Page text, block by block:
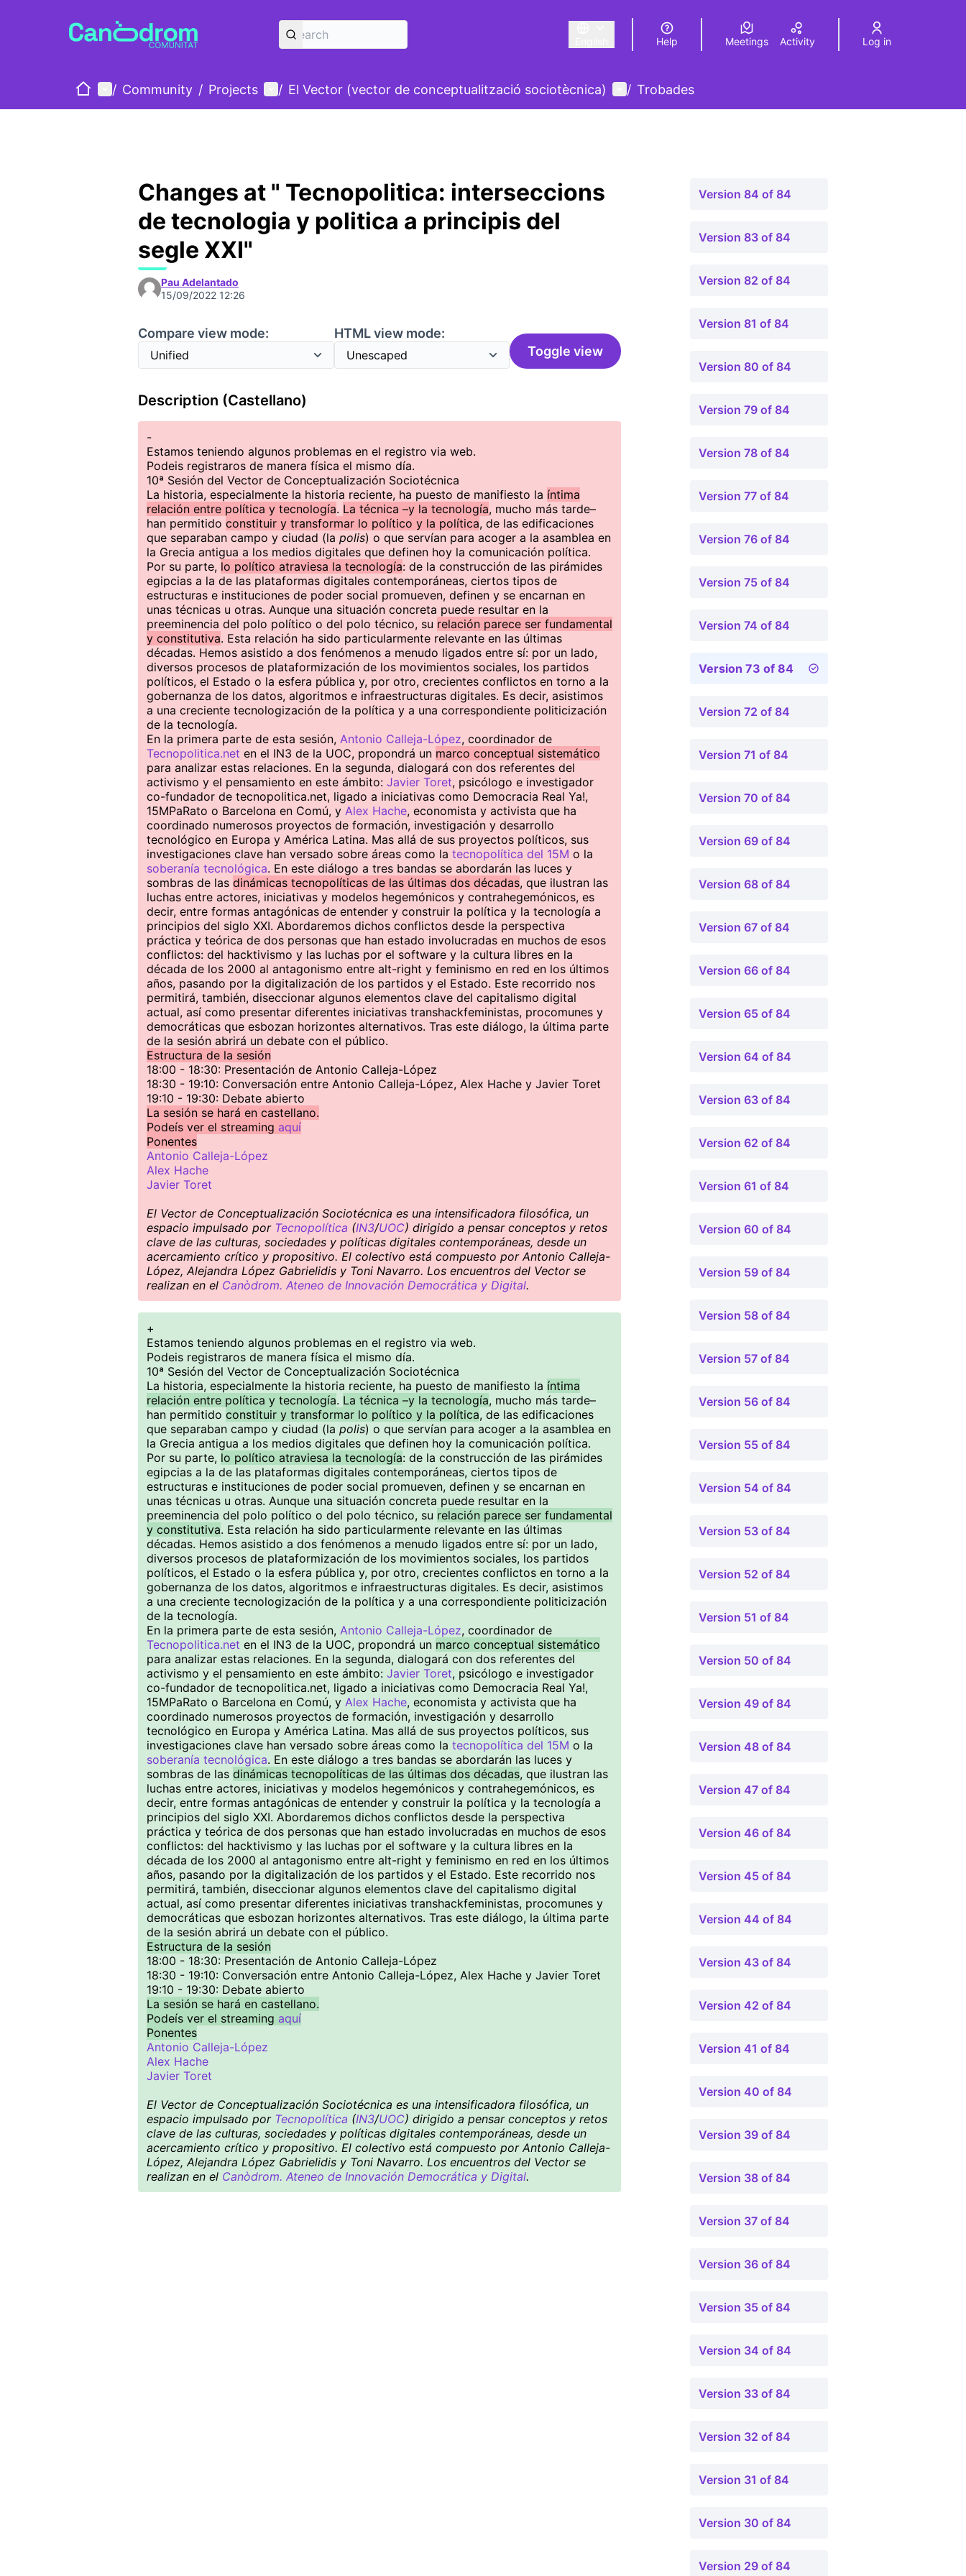
Triar la llengua Elegir el idiomaChoose language
Help Meetings Activity Log in
HomeMain menu
/ Community / Projects User menu
/ El Vector (vector de conceptualització sociotècnica) User menu
/ Trobades
Changes at " Tecnopolitica: interseccions
de tecnologia y politica a principis del
segle XXI"
Pau Adelantado
15/09/2022 12:26
Compare view mode:
HTML view mode:
Toggle view
Description (Castellano)
-
Estamos teniendo algunos problemas en el registro via web.
Podeis registraros de manera física el mismo día.
10ª Sesión del Vector de Conceptualización Sociotécnica
La historia, especialmente la historia reciente, ha puesto de manifiesto la íntima
relación entre política y tecnología. La técnica –y la tecnología, mucho más tarde–
han permitido constituir y transformar lo político y la política, de las edificaciones
que separaban campo y ciudad (la polis) o que servían para acoger a la asamblea en
la Grecia antigua a los medios digitales que definen hoy la comunicación política.
Por su parte, lo político atraviesa la tecnología: de la construcción de las pirámides
egipcias a la de las plataformas digitales contemporáneas, ciertos tipos de
estructuras e instituciones de poder social promueven, definen y se encarnan en
unas técnicas u otras. Aunque una situación concreta puede resultar en la
preeminencia del polo político o del polo técnico, su relación parece ser fundamental
y constitutiva. Esta relación ha sido particularmente relevante en las últimas
décadas. Hemos asistido a dos fenómenos a menudo ligados entre sí: por un lado,
diversos procesos de plataformización de los movimientos sociales, los partidos
políticos, el Estado o la esfera pública y, por otro, crecientes conflictos en torno a la
gobernanza de los datos, algoritmos e infraestructuras digitales. Es decir, asistimos
a una creciente tecnologización de la política y a una correspondiente politicización
de la tecnología.
En la primera parte de esta sesión, Antonio Calleja-López, coordinador de
Tecnopolitica.net en el IN3 de la UOC, propondrá un marco conceptual sistemático
para analizar estas relaciones. En la segunda, dialogará con dos referentes del
activismo y el pensamiento en este ámbito: Javier Toret, psicólogo e investigador
co-fundador de tecnopolitica.net, ligado a iniciativas como Democracia Real Ya!,
15MPaRato o Barcelona en Comú, y Alex Hache, economista y activista que ha
coordinado numerosos proyectos de formación, investigación y desarrollo
tecnológico en Europa y América Latina. Mas allá de sus proyectos políticos, sus
investigaciones clave han versado sobre áreas como la tecnopolítica del 15M o la
soberanía tecnológica. En este diálogo a tres bandas se abordarán las luces y
sombras de las dinámicas tecnopolíticas de las últimas dos décadas, que ilustran las
luchas entre actores, iniciativas y modelos hegemónicos y contrahegemónicos, es
decir, entre formas antagónicas de entender y construir la política y la tecnología a
principios del siglo XXI. Abordaremos dichos conflictos desde la perspectiva
práctica y teórica de dos personas que han estado involucradas en muchos de esos
conflictos: del hacktivismo y las luchas por el software y la cultura libres en la
década de los 2000 al antagonismo entre alt-right y feminismo en red en los últimos
años, pasando por la digitalización de los partidos y el Estado. Este recorrido nos
permitirá, también, diseccionar algunos elementos clave del capitalismo digital
actual, así como presentar diferentes iniciativas transhackfeministas, procomunes y
democráticas que esbozan horizontes alternativos. Tras este diálogo, la última parte
de la sesión abrirá un debate con el público.
Estructura de la sesión
18:00 - 18:30: Presentación de Antonio Calleja-López
18:30 - 19:10: Conversación entre Antonio Calleja-López, Alex Hache y Javier Toret
19:10 - 19:30: Debate abierto
La sesión se hará en castellano.
Podeís ver el streaming aquí
Ponentes
Antonio Calleja-López
Alex Hache
Javier Toret
El Vector de Conceptualización Sociotécnica es una intensificadora filosófica, un
espacio impulsado por Tecnopolítica (IN3/UOC) dirigido a pensar conceptos y retos
clave de las culturas, sociedades y políticas digitales contemporáneas, desde un
acercamiento crítico y propositivo. El colectivo está compuesto por Antonio Calleja-
López, Alejandra López Gabrielidis y Toni Navarro. Los encuentros del Vector se
realizan en el Canòdrom. Ateneo de Innovación Democrática y Digital.
+
Estamos teniendo algunos problemas en el registro via web.
Podeis registraros de manera física el mismo día.
10ª Sesión del Vector de Conceptualización Sociotécnica
La historia, especialmente la historia reciente, ha puesto de manifiesto la íntima
relación entre política y tecnología. La técnica –y la tecnología, mucho más tarde–
han permitido constituir y transformar lo político y la política, de las edificaciones
que separaban campo y ciudad (la polis) o que servían para acoger a la asamblea en
la Grecia antigua a los medios digitales que definen hoy la comunicación política.
Por su parte, lo político atraviesa la tecnología: de la construcción de las pirámides
egipcias a la de las plataformas digitales contemporáneas, ciertos tipos de
estructuras e instituciones de poder social promueven, definen y se encarnan en
unas técnicas u otras. Aunque una situación concreta puede resultar en la
preeminencia del polo político o del polo técnico, su relación parece ser fundamental
y constitutiva. Esta relación ha sido particularmente relevante en las últimas
décadas. Hemos asistido a dos fenómenos a menudo ligados entre sí: por un lado,
diversos procesos de plataformización de los movimientos sociales, los partidos
políticos, el Estado o la esfera pública y, por otro, crecientes conflictos en torno a la
gobernanza de los datos, algoritmos e infraestructuras digitales. Es decir, asistimos
a una creciente tecnologización de la política y a una correspondiente politicización
de la tecnología.
En la primera parte de esta sesión, Antonio Calleja-López, coordinador de
Tecnopolitica.net en el IN3 de la UOC, propondrá un marco conceptual sistemático
para analizar estas relaciones. En la segunda, dialogará con dos referentes del
activismo y el pensamiento en este ámbito: Javier Toret, psicólogo e investigador
co-fundador de tecnopolitica.net, ligado a iniciativas como Democracia Real Ya!,
15MPaRato o Barcelona en Comú, y Alex Hache, economista y activista que ha
coordinado numerosos proyectos de formación, investigación y desarrollo
tecnológico en Europa y América Latina. Mas allá de sus proyectos políticos, sus
investigaciones clave han versado sobre áreas como la tecnopolítica del 15M o la
soberanía tecnológica. En este diálogo a tres bandas se abordarán las luces y
sombras de las dinámicas tecnopolíticas de las últimas dos décadas, que ilustran las
luchas entre actores, iniciativas y modelos hegemónicos y contrahegemónicos, es
decir, entre formas antagónicas de entender y construir la política y la tecnología a
principios del siglo XXI. Abordaremos dichos conflictos desde la perspectiva
práctica y teórica de dos personas que han estado involucradas en muchos de esos
conflictos: del hacktivismo y las luchas por el software y la cultura libres en la
década de los 2000 al antagonismo entre alt-right y feminismo en red en los últimos
años, pasando por la digitalización de los partidos y el Estado. Este recorrido nos
permitirá, también, diseccionar algunos elementos clave del capitalismo digital
actual, así como presentar diferentes iniciativas transhackfeministas, procomunes y
democráticas que esbozan horizontes alternativos. Tras este diálogo, la última parte
de la sesión abrirá un debate con el público.
Estructura de la sesión
18:00 - 18:30: Presentación de Antonio Calleja-López
18:30 - 19:10: Conversación entre Antonio Calleja-López, Alex Hache y Javier Toret
19:10 - 19:30: Debate abierto
La sesión se hará en castellano.
Podeís ver el streaming aquí
Ponentes
Antonio Calleja-López
Alex Hache
Javier Toret
El Vector de Conceptualización Sociotécnica es una intensificadora filosófica, un
espacio impulsado por Tecnopolítica (IN3/UOC) dirigido a pensar conceptos y retos
clave de las culturas, sociedades y políticas digitales contemporáneas, desde un
acercamiento crítico y propositivo. El colectivo está compuesto por Antonio Calleja-
López, Alejandra López Gabrielidis y Toni Navarro. Los encuentros del Vector se
realizan en el Canòdrom. Ateneo de Innovación Democrática y Digital.
Version 84 of 84
Version 83 of 84
Version 82 of 84
Version 81 of 84
Version 80 of 84
Version 79 of 84
Version 78 of 84
Version 77 of 84
Version 76 of 84
Version 75 of 84
Version 74 of 84
Version 73 of 84
Version 72 of 84
Version 71 of 84
Version 70 of 84
Version 69 of 84
Version 68 of 84
Version 67 of 84
Version 66 of 84
Version 65 of 84
Version 64 of 84
Version 63 of 84
Version 62 of 84
Version 61 of 84
Version 60 of 84
Version 59 of 84
Version 58 of 84
Version 57 of 84
Version 56 of 84
Version 55 of 84
Version 54 of 84
Version 53 of 84
Version 52 of 84
Version 51 of 84
Version 50 of 84
Version 49 of 84
Version 48 of 84
Version 47 of 84
Version 46 of 84
Version 45 of 84
Version 44 of 84
Version 43 of 84
Version 42 of 84
Version 41 of 84
Version 40 of 84
Version 39 of 84
Version 38 of 84
Version 37 of 84
Version 36 of 84
Version 35 of 84
Version 34 of 84
Version 33 of 84
Version 32 of 84
Version 31 of 84
Version 30 of 84
Version 29 of 84